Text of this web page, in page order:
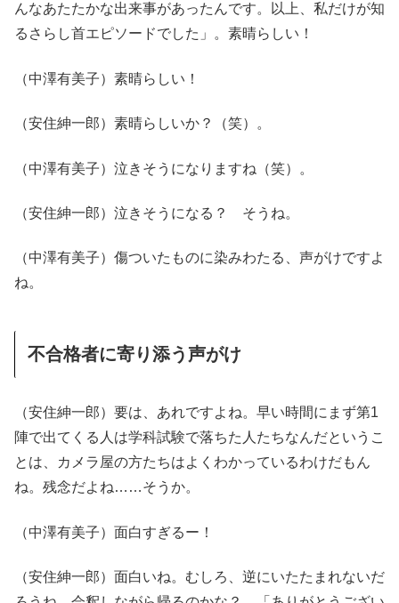
んなあたたかな出来事があったんです。以上、私だけが知
るさらし首エピソードでした」。素晴らしい！
（中澤有美子）素晴らしい！
（安住紳一郎）素晴らしいか？（笑）。
（中澤有美子）泣きそうになりますね（笑）。
（安住紳一郎）泣きそうになる？ そうね。
（中澤有美子）傷ついたものに染みわたる、声がけですよ
ね。
不合格者に寄り添う声がけ
（安住紳一郎）要は、あれですよね。早い時間にまず第1
陣で出てくる人は学科試験で落ちた人たちなんだというこ
とは、カメラ屋の方たちはよくわかっているわけだもん
ね。残念だよね……そうか。
（中澤有美子）面白すぎるー！
（安住紳一郎）面白いね。むしろ、逆にいたたまれないだ